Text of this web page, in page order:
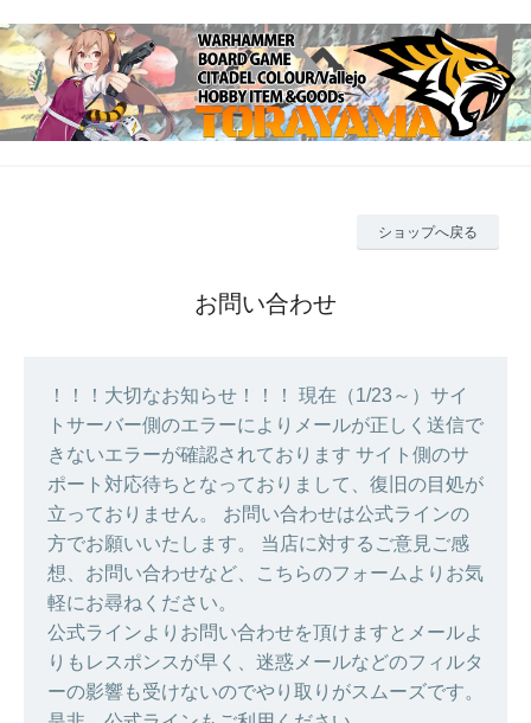
ショップへ戻る
お問い合わせ
！！！大切なお知らせ！！！ 現在（1/23～）サイ
トサーバー側のエラーによりメールが正しく送信で
きないエラーが確認されております サイト側のサ
ポート対応待ちとなっておりまして、復旧の目処が
立っておりません。 お問い合わせは公式ラインの
方でお願いいたします。 当店に対するご意見ご感
想、お問い合わせなど、こちらのフォームよりお気
軽にお尋ねください。
公式ラインよりお問い合わせを頂けますとメールよ
りもレスポンスが早く、迷惑メールなどのフィルタ
ーの影響も受けないのでやり取りがスムーズです。